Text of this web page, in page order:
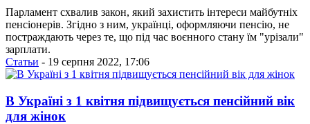
Парламент схвалив закон, який захистить інтереси майбутніх
пенсіонерів. Згідно з ним, українці, оформляючи пенсію, не
постраждають через те, що під час воєнного стану їм "урізали"
зарплати.
Статьи - 19 серпня 2022, 17:06
В Україні з 1 квітня підвищується пенсійний вік
для жінок